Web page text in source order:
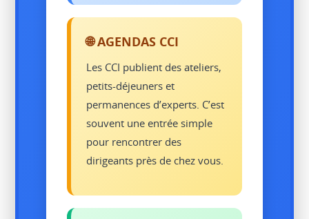
🌐 AGENDAS CCI
Les CCI publient des ateliers,
petits-déjeuners et
permanences d’experts. C’est
souvent une entrée simple
pour rencontrer des
dirigeants près de chez vous.